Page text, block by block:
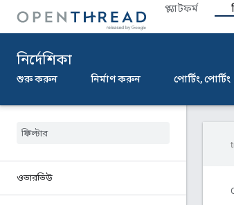
প্ল্যাটফর্ম
নির্দেশিকা
শুরু করুন নির্মাণ করুন পোর্টিং, পোর্টিং
ওভারভিউ